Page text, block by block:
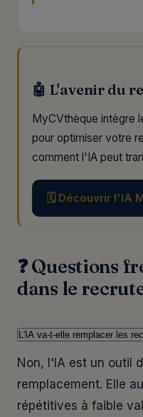
🤖 L'avenir du
MyCVthèque intègre
pour optimiser votre
comment l'IA peut
🗓️ Découvrir l'IA
❓ Questions
dans le
L'IA va-t-elle remplacer les
Non, l'IA est un outil
remplacement. Elle
répétitives à faible